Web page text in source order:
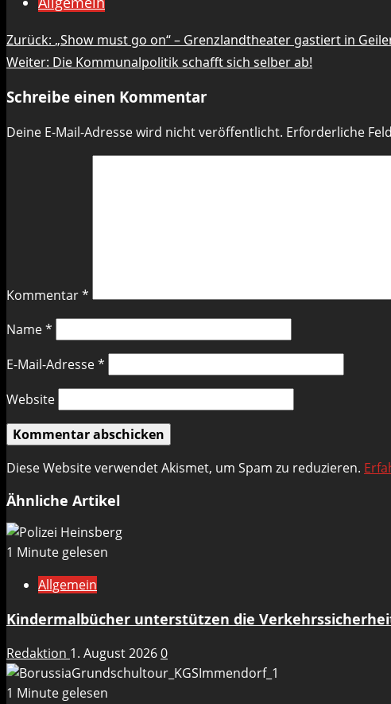
Beitragsnavigation
Zurück: „Show must go on“ – Grenzlandtheater gastiert in
Weiter: Die Kommunalpolitik schafft sich selber ab!
Schreibe einen Kommentar
Deine E-Mail-Adresse wird nicht veröffentlicht. Erforderliche
Kommentar*
Name*
E-Mail-Adresse*
Website
Diese Website verwendet Akismet, um Spam zu reduzieren.
Ähnliche Artikel
1 Minute gelesen
Allgemein
Kindermalbücher unterstützen die
Redaktion 1. August 20260
1 Minute gelesen